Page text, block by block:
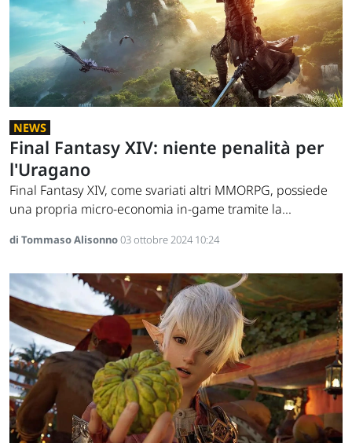
NEWS
Final Fantasy XIV: niente penalità per
l'Uragano
Final Fantasy XIV, come svariati altri MMORPG, possiede
una propria micro-economia in-game tramite la...
di Tommaso Alisonno03 ottobre 2024 10:24